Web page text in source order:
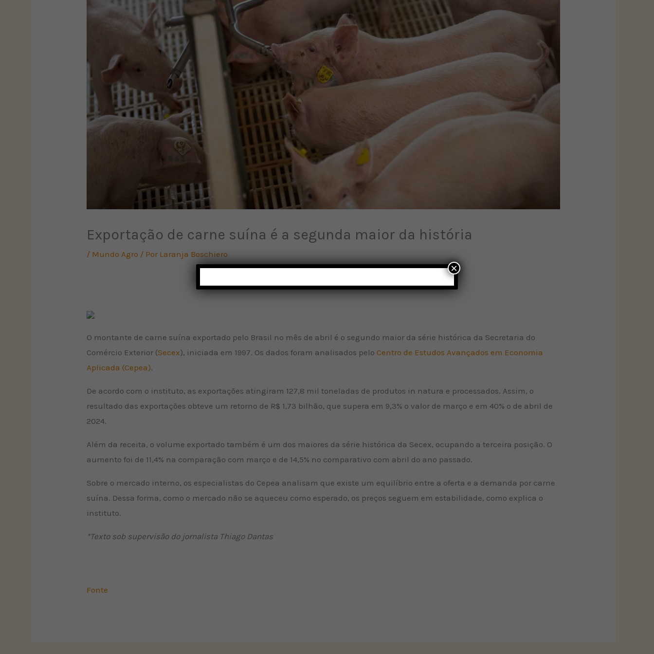
Exportação de carne suína é a segunda maior da história
/ Mundo Agro / Por Laranja Boschiero
O montante de carne suína exportado pelo Brasil no mês de abril é o segundo maior da série histórica da Secretaria do
Comércio Exterior (Secex), iniciada em 1997. Os dados foram analisados pelo Centro de Estudos Avançados em Economia
Aplicada (Cepea).
De acordo com o instituto, as exportações atingiram 127,8 mil toneladas de produtos in natura e processados. Assim, o
resultado das exportações obteve um retorno de R$ 1,73 bilhão, que supera em 9,3% o valor de março e em 40% o de abril de
2024.
Além da receita, o volume exportado também é um dos maiores da série histórica da Secex, ocupando a terceira posição. O
aumento foi de 11,4% na comparação com março e de 14,5% no comparativo com abril do ano passado.
Sobre o mercado interno, os especialistas do Cepea analisam que existe um equilíbrio entre a oferta e a demanda por carne
suína. Dessa forma, como o mercado não se aqueceu como esperado, os preços seguem em estabilidade, como explica o
instituto.
*Texto sob supervisão do jornalista Thiago Dantas
Fonte
×